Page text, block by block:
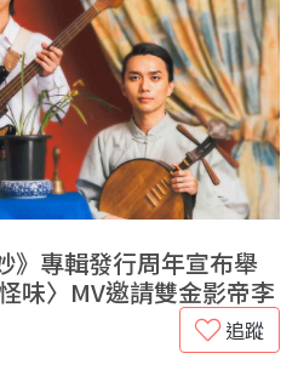
》專輯發行周年宣布舉
味〉MV邀請雙金影帝李
追蹤